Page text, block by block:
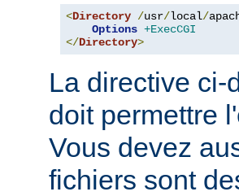
<Directory /usr/local/
Options +ExecCGI
</Directory>
La directive ci-
doit permettre
Vous devez
fichiers sont